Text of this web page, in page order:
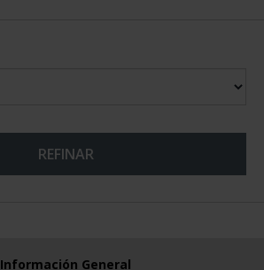
REFINAR
Información General